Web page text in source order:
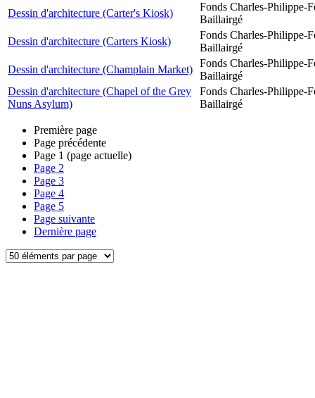
Dessin d'architecture (Carter's Kiosk)
Fonds Charles-Philippe-
Baillairgé
Dessin d'architecture (Carters Kiosk)
Fonds Charles-Philippe-
Baillairgé
Dessin d'architecture (Champlain Market)
Fonds Charles-Philippe-
Baillairgé
Dessin d'architecture (Chapel of the Grey
Nuns Asylum)
Fonds Charles-Philippe-
Baillairgé
Première page
Page précédente
Page 1 (page actuelle)
Page 2
Page 3
Page 4
Page 5
Page suivante
Dernière page